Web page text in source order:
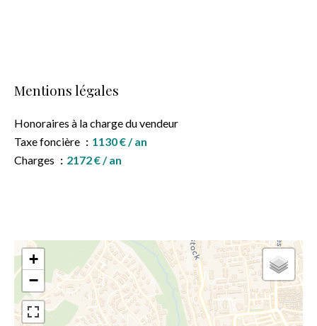
Mentions légales
Honoraires à la charge du vendeur
Taxe foncière
1130 € / an
Charges
2172 € / an
+
−